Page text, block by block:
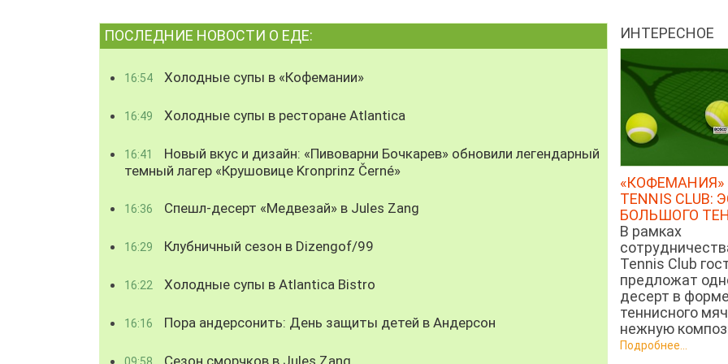
ПОСЛЕДНИЕ НОВОСТИ О ЕДЕ:
16:54 Холодные супы в «Кофемании»
16:49 Холодные супы в ресторане Atlantica
16:41
Новый вкус и дизайн: «Пивоварни Бочкарев» обновили легендарный
темный лагер «Крушовице Kronprinz Černé»
16:36 Спешл-десерт «Медвезай» в Jules Zang
16:29 Клубничный сезон в Dizengof/99
16:22 Холодные супы в Atlantica Bistro
16:16 Пора андерсонить: День защиты детей в Андерсон
Сезон сморчков в Jules Zang
ИНТЕРЕСНОЕ
«КОФЕМАНИЯ»
TENNIS CLUB:
БОЛЬШОГО
В рамках
Tennis Club
предложат
десерт в форме
теннисного
нежную
Подробнее...